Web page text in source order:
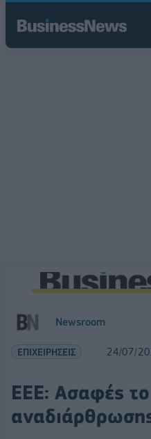
Newsroom
ΕΠΙΧΕΙΡΗΣΕΙΣ 24/07/
EEE: Ασαφές